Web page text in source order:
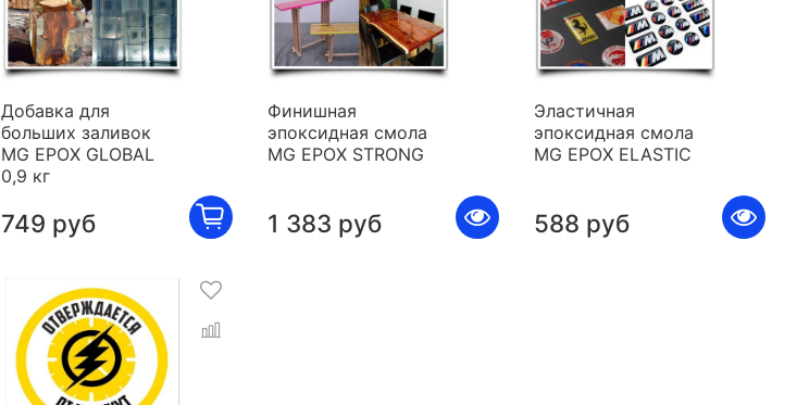
Добавка для
больших заливок
MG EPOX GLOBAL
0,9 кг
749 руб
Финишная
эпоксидная смола
MG EPOX STRONG
1 383 руб
Эластичная
эпоксидная смола
MG EPOX ELASTIC
588 руб